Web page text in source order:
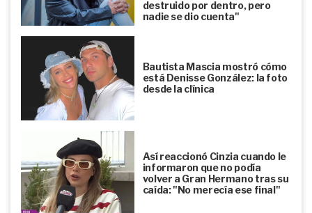
destruido por dentro, pero
nadie se dio cuenta"
Bautista Mascia mostró cómo
está Denisse González: la foto
desde la clínica
Así reaccionó Cinzia cuando le
informaron que no podía
volver a Gran Hermano tras su
caída: "No merecía ese final"